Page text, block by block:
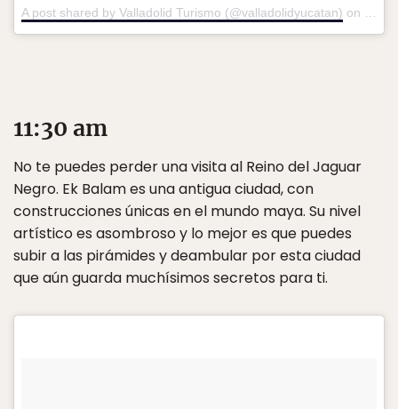
A post shared by Valladolid Turismo (@valladolidyucatan) on
11:30 am
No te puedes perder una visita al Reino del Jaguar
Negro. Ek Balam es una antigua ciudad, con
construcciones únicas en el mundo maya. Su nivel
artístico es asombroso y lo mejor es que puedes
subir a las pirámides y deambular por esta ciudad
que aún guarda muchísimos secretos para ti.